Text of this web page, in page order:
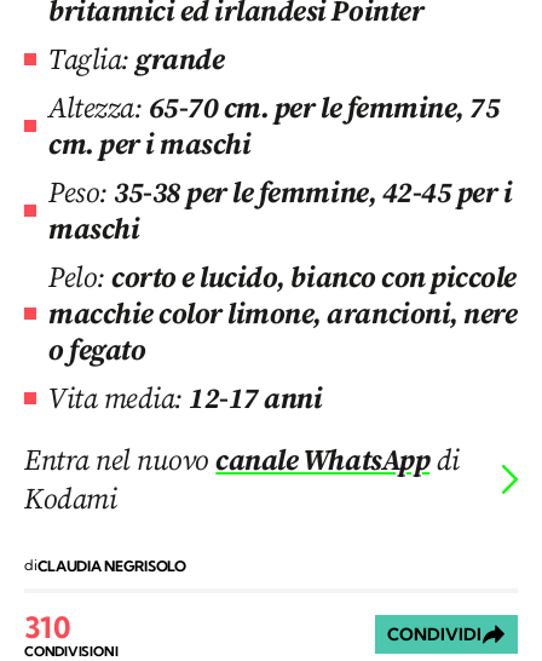
britannici ed irlandesi Pointer
Taglia:grande
Altezza: 65-70 cm. per le femmine, 75
cm. per i maschi
Peso: 35-38 per le femmine, 42-45 per i
maschi
Pelo:corto e lucido, bianco con piccole
macchie color limone, arancioni, nere
o fegato
Vita media: 12-17 anni
Entra nel nuovocanale WhatsAppdi
Kodami
diCLAUDIA NEGRISOLO
310
CONDIVISIONI
CONDIVIDI